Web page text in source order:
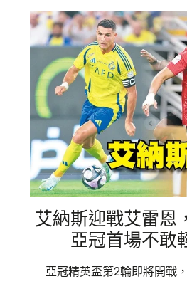
艾納斯迎戰艾雷恩
亞冠首場不敢
亞冠精英盃第2輪即將開戰